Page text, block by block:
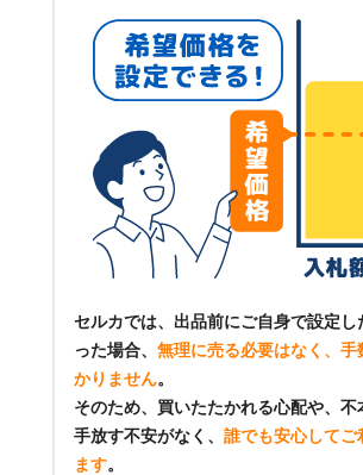
セルカでは、出品前にご自身で設定し
った場合、 無理に売る必要はなく、手
かりません。
そのため、買いたたかれる心配や、不
手放す不安がなく、 誰でも安心してご
ます。